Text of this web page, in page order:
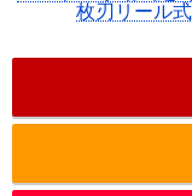
枚刃リール